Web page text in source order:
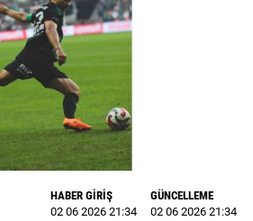
HABER GİRİŞ
02 06 2026 21:34
GÜNCELLEME
02 06 2026 21:34